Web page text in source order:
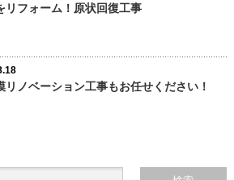
リフォーム！原状回復工事
リノベーション工事もお任せください！